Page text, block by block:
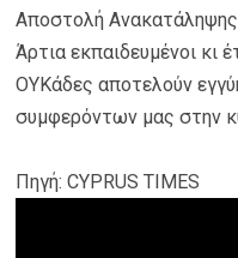
Aποστολή
Άρτια εκπαιδευμένοι κι
ΟΥΚάδες αποτελούν
συμφερόντων μας στην
Πηγή: CYPRUS TIMES